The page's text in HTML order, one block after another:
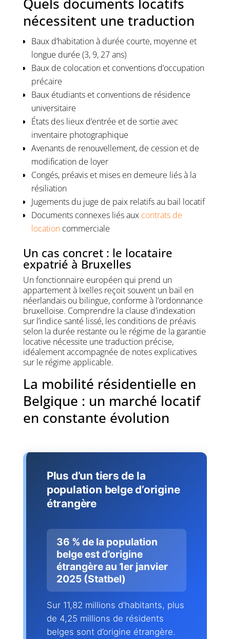
nécessitent une traduction
Baux d’habitation à durée courte, moyenne et
longue durée (3, 9, 27 ans)
Baux de colocation et conventions d’occupation
précaire
Baux étudiants et conventions de résidence
universitaire
États des lieux d’entrée et de sortie avec
inventaire photographique
Avenants de renouvellement, de cession et de
modification de loyer
Congés, préavis et mises en demeure liés à la
résiliation
Jugements du juge de paix relatifs au bail locatif
Documents connexes liés aux contrats de
locationcommerciale
Un cas concret : le locataire
expatrié à Bruxelles
Un fonctionnaire européen qui prend un
appartement à Ixelles reçoit souvent un bail en
néerlandais ou bilingue, conforme à l’ordonnance
bruxelloise. Comprendre la clause d’indexation
sur l’indice santé lissé, les conditions de préavis
selon la durée restante ou le régime de la garantie
locative nécessite une traduction précise,
idéalement accompagnée de notes explicatives
sur le régime applicable.
La mobilité résidentielle en
Belgique : un marché locatif
en constante évolution
Plus d’un tiers de la
population belge d’origine
étrangère
36 % de la population
belge est d’origine
étrangère au 1er janvier
2025 (Statbel)
Sur 11,82 millions d’habitants, plus
de 4,25 millions de résidents
belges sont d’origine étrangère.